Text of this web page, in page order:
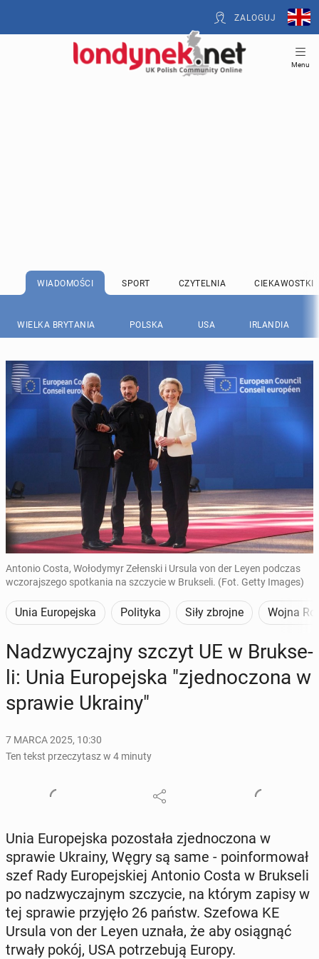
ZALOGUJ
Menu
WIADOMOŚCI SPORT CZYTELNIA CIEKAWOSTKI
WIELKA BRYTANIA POLSKA USA IRLANDIA
Antonio Costa, Wołodymyr Zełenski i Ursula von der Leyen podczas
wczorajszego spotkania na szczycie w Brukseli. (Fot. Getty Images)
Unia Europejska Polityka Siły zbrojne Wojna
Nad­zwy­czaj­ny szczyt UE w Bruk­se­
li: Unia Eu­ro­pej­ska "zjed­no­czo­na w
sprawie Ukrainy"
7 MARCA 2025, 10:30
Ten tekst przeczytasz w 4 minuty
Unia Eu­ro­pej­ska po­zo­sta­ła zjed­no­czo­na w
sprawie Ukrainy, Węgry są same - po­in­for­mo­wał
szef Rady Eu­ro­pej­skiej Antonio Costa w Bruk­se­li
po nad­zwy­czaj­nym szczy­cie, na którym zapisy w
tej sprawie przy­ję­ło 26 państw. Szefowa KE
Ursula von der Leyen uznała, że aby osią­gnąć
trwały pokój, USA po­trze­bu­ją Europy.